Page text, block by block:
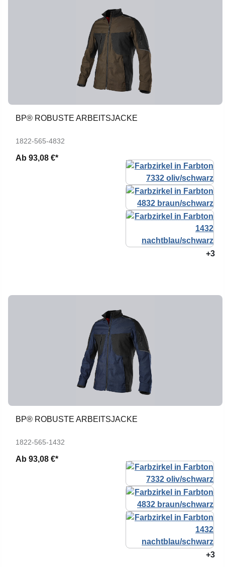
BP® ROBUSTE ARBEITSJACKE
1822-565-4832
Ab 93,08 €*
+3
BP® ROBUSTE ARBEITSJACKE
1822-565-1432
Ab 93,08 €*
+3